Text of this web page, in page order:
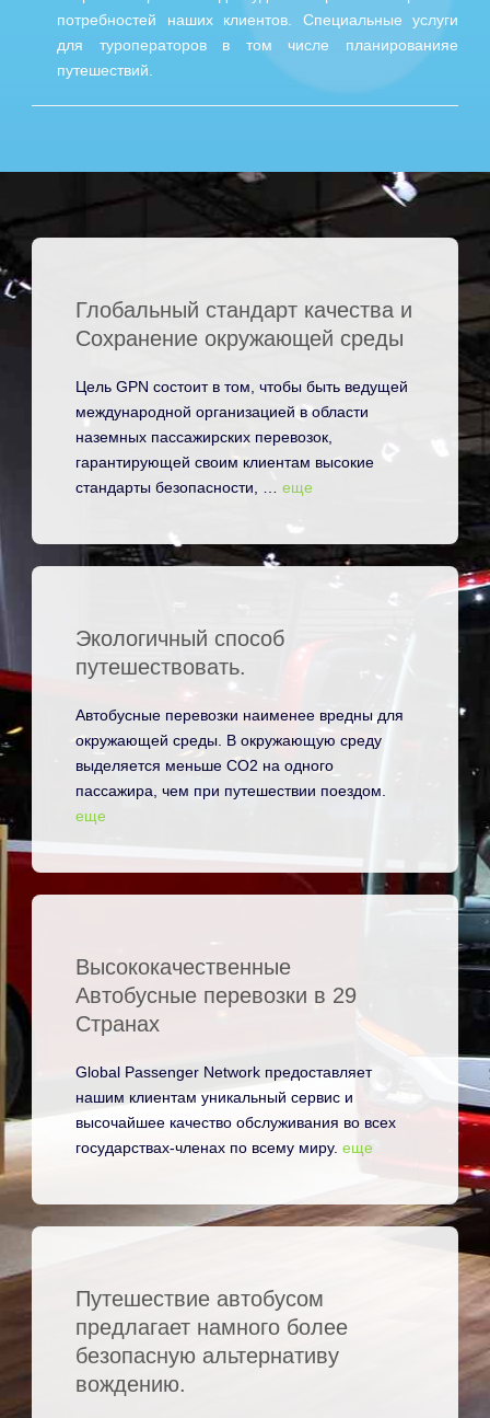
потребностей наших клиентов. Специальные услуги
для туроператоров в том числе планированияe
путешествий.
Глобальный стандарт качества и
Сохранение окружающей среды
Цель GPN состоит в том, чтобы быть ведущей
международной организацией в области
наземных пассажирских перевозок,
гарантирующей своим клиентам высокие
стандарты безопасности, …
еще
Экологичный способ
путешествовать.
Автобусные перевозки наименее вредны для
окружающей среды. В окружающую среду
выделяется меньше CO2 на одного
пассажира, чем при путешествии поездом.
еще
Высококачественные
Автобусные перевозки в 29
Странах
Global Passenger Network предоставляет
нашим клиентам уникальный сервис и
высочайшее качество обслуживания во всех
государствах-членах по всему миру. еще
Путешествие автобусом
предлагает намного более
безопасную альтернативу
вождению.